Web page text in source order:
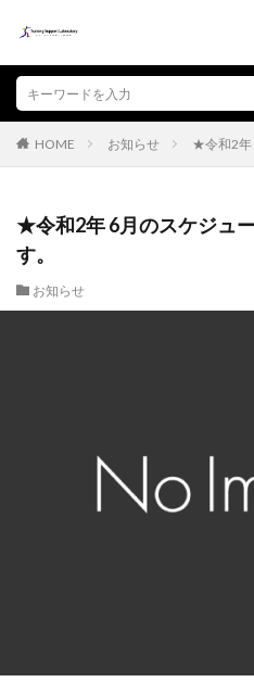
HOME お知らせ ★令和2年
★令和2年 6月のスケジュ
す。
お知らせ